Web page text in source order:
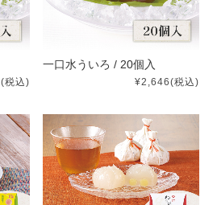
(税込)
一口水ういろ / 20個入
¥2,646(税込)